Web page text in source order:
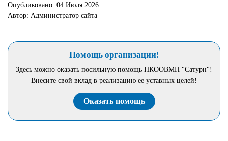
Опубликовано: 04 Июля 2026
Автор: Администратор сайта
Помощь организации!
Здесь можно оказать посильную помощь ПКООВМП "Сатурн"!
Внесите свой вклад в реализацию ее уставных целей!
Оказать помощь